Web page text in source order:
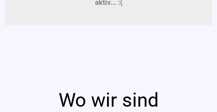
aktiv... :(
Wo wir sind